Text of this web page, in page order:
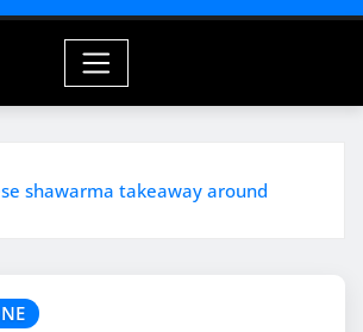
shawarma takeaway around